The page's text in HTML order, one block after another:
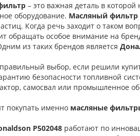
– это важная деталь в
оборудование. Масляный фильтр
Когда речь заходит о таком
обращать особое внимание на
из таких брендов является
выбор, если решили
безопасности топливной
самосвал или промышленное
покупать именно масляные
P502048работают по